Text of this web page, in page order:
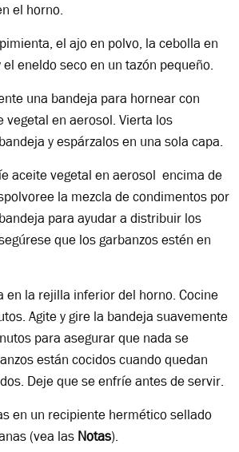
el horno.
el ajo en polvo, la cebolla en
eneldo seco en un tazón pequeño.
una bandeja para hornear con
vegetal en aerosol. Vierta los
y espárzalos en una sola capa.
aceite vegetal en aerosol encima de
la mezcla de condimentos por
para ayudar a distribuir los
que los garbanzos estén en
en la rejilla inferior del horno. Cocine
Agite y gire la bandeja suavemente
para asegurar que nada se
están cocidos cuando quedan
Deje que se enfríe antes de servir.
en un recipiente hermético sellado
(vea las Notas).